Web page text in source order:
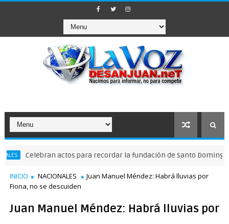
Celebran actos para recordar la fundación de Santo Domingo
INICIO NACIONALES
Juan Manuel Méndez: Habrá lluvias por
Fiona, no se descuiden
Juan Manuel Méndez: Habrá lluvias por